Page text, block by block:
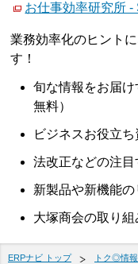
お仕事効率研究所 -
業務効率化のヒント
す！
旬な情報をお届
無料）
ビジネスお役立
法改正などの注
新製品や新機能
大塚商会の取り
ERPナビ トップ トク◎情報